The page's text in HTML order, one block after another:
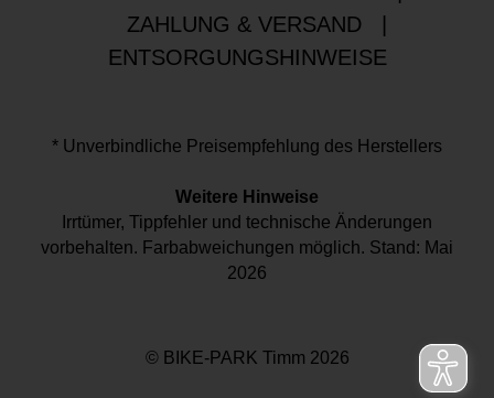
ZAHLUNG & VERSAND
ENTSORGUNGSHINWEISE
* Unverbindliche Preisempfehlung des Herstellers
Weitere Hinweise
Irrtümer, Tippfehler und technische Änderungen
vorbehalten. Farbabweichungen möglich. Stand: Mai
2026
© BIKE-PARK Timm 2026